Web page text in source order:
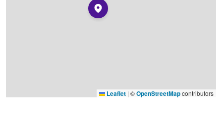
Leaflet | ©OpenStreetMapcontributors